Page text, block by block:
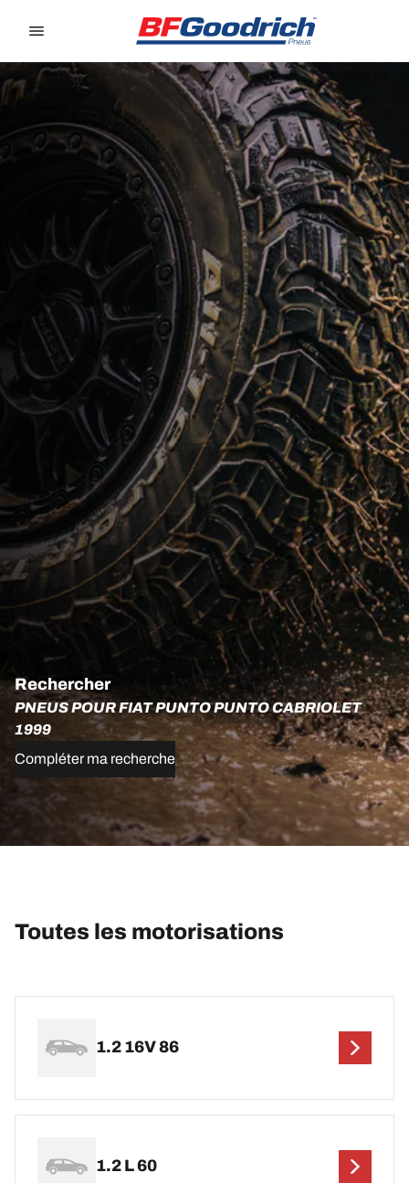
Rechercher
PNEUS POUR FIAT PUNTO PUNTO CABRIOLET
1999
Compléter ma recherche
Toutes les motorisations
1.2 16V 86
1.2 L 60